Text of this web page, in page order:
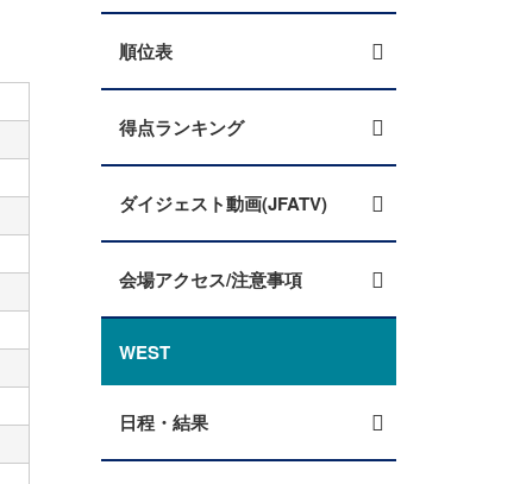
順位表
得点ランキング
ダイジェスト動画(JFATV)
会場アクセス/注意事項
WEST
日程・結果